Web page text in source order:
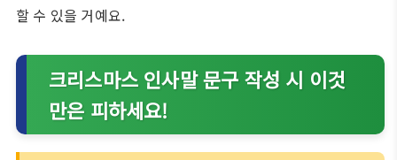
할 수 있을 거예요.
크리스마스 인사말 문구 작성 시 이것
만은 피하세요!